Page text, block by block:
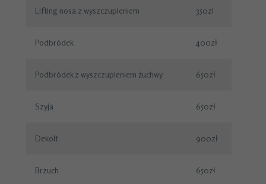
Lifting nosa z wyszczupleniem 350zl
Podbródek 400zł
Podbródek z wyszczupleniem żuchwy 650zł
Szyja 650zł
Dekolt 900zł
Brzuch 650zł